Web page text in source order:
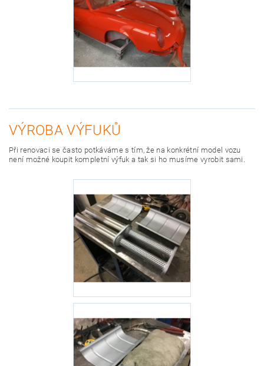
VÝROBA VÝFUKŮ
Při renovaci se často potkáváme s tím, že na konkrétní model vozu
není možné koupit kompletní výfuk a tak si ho musíme vyrobit sami.